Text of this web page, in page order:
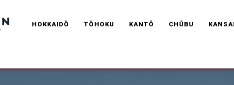
RYOKANTRAVEL FRANCE
HOKKAIDŌ TŌHOKU KANTŌ CHŪBU KANSAI